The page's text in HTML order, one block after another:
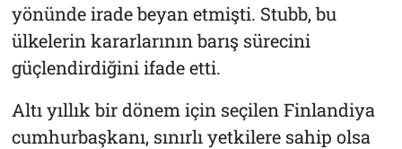
yönünde irade beyan etmişti. Stubb, bu
ülkelerin kararlarının barış sürecini
güçlendirdiğini ifade etti.
Altı yıllık bir dönem için seçilen Finlandiya
cumhurbaşkanı, sınırlı yetkilere sahip olsa